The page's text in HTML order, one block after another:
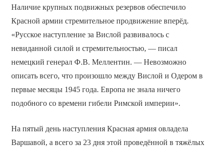
Наличие крупных подвижных резервов обеспечило
Красной армии стремительное продвижение вперёд.
«Русское наступление за Вислой развивалось с
невиданной силой и стремительностью, — писал
немецкий генерал Ф.В. Меллентин. — Невозможно
описать всего, что произошло между Вислой и Одером в
первые месяцы 1945 года. Европа не знала ничего
подобного со времени гибели Римской империи».
На пятый день наступления Красная армия овладела
Варшавой, а всего за 23 дня этой проведённой в тяжёлых